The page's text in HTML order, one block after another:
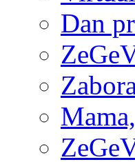
Dan